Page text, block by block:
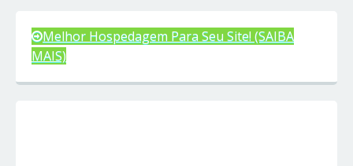
Melhor Hospedagem Para Seu Site! (SAIBA
MAIS)